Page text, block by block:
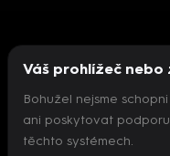
Nepodařilo
Váš prohlížeč
Bohužel nejsme
ani poskytovat
těchto systémech.